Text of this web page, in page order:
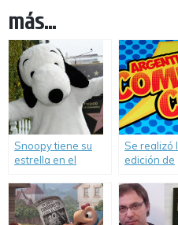
más...
Snoopy tiene su
estrella en el
de Hollywood.
Se realizó
edición de
Con.